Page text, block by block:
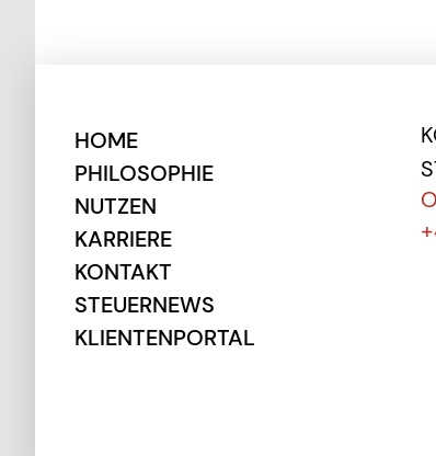
HOME
PHILOSOPHIE
NUTZEN
KARRIERE
KONTAKT
STEUERNEWS
KLIENTENPORTAL